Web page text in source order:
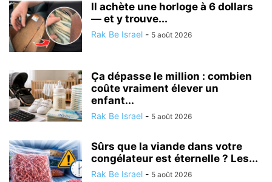
Il achète une horloge à 6 dollars
— et y trouve...
Rak Be Israel - 5 août 2026
Ça dépasse le million : combien
coûte vraiment élever un
enfant...
Rak Be Israel - 5 août 2026
Sûrs que la viande dans votre
congélateur est éternelle ? Les...
Rak Be Israel - 5 août 2026